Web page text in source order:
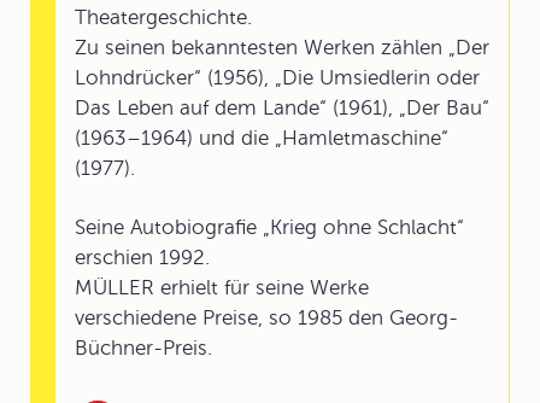
Theatergeschichte.
Zu seinen bekanntesten Werken zählen „Der
Lohndrücker“ (1956), „Die Umsiedlerin oder
Das Leben auf dem Lande“ (1961), „Der Bau“
(1963–1964) und die „Hamletmaschine“
(1977).
Seine Autobiografie „Krieg ohne Schlacht“
erschien 1992.
MÜLLER erhielt für seine Werke
verschiedene Preise, so 1985 den Georg-
Büchner-Preis.